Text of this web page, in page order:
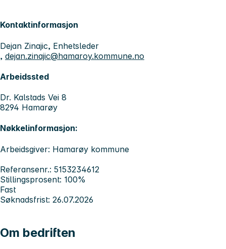
Kontaktinformasjon
Dejan Zinajic, Enhetsleder
, dejan.zinajic@hamaroy.kommune.no
Arbeidssted
Dr. Kalstads Vei 8
8294 Hamarøy
Nøkkelinformasjon:
Arbeidsgiver: Hamarøy kommune
Referansenr.: 5153234612
Stillingsprosent: 100%
Fast
Søknadsfrist: 26.07.2026
Om bedriften